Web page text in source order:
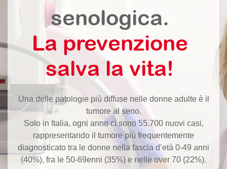
senologica.
La prevenzione
salva la vita!
Una delle patologie più diffuse nelle donne adulte è il
tumore al seno.
Solo in Italia, ogni anno ci sono 55.700 nuovi casi,
rappresentando il tumore più frequentemente
diagnosticato tra le donne nella fascia d’età 0-49 anni
(40%), fra le 50-69enni (35%) e nelle over 70 (22%).